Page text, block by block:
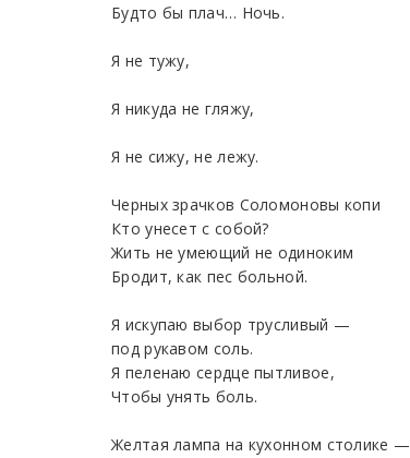
Будто бы плач… Ночь.
Я не тужу,
Я никуда не гляжу,
Я не сижу, не лежу.
Черных зрачков Соломоновы копи
Кто унесет с собой?
Жить не умеющий не одиноким
Бродит, как пес больной.
Я искупаю выбор трусливый —
под рукавом соль.
Я пеленаю сердце пытливое,
Чтобы унять боль.
Желтая лампа на кухонном столике —